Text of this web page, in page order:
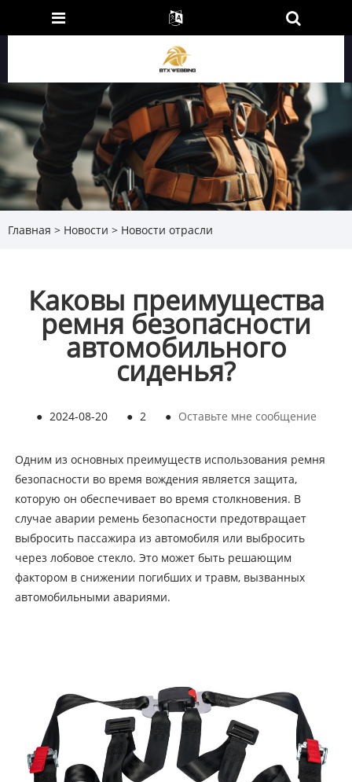
Главная > Новости > Новости отрасли
Каковы преимущества
ремня безопасности
автомобильного
сиденья?
● 2024-08-20 ● 2 ● Оставьте мне сообщение
Одним из основных преимуществ использования ремня
безопасности во время вождения является защита,
которую он обеспечивает во время столкновения. В
случае аварии ремень безопасности предотвращает
выбросить пассажира из автомобиля или выбросить
через лобовое стекло. Это может быть решающим
фактором в снижении погибших и травм, вызванных
автомобильными авариями.